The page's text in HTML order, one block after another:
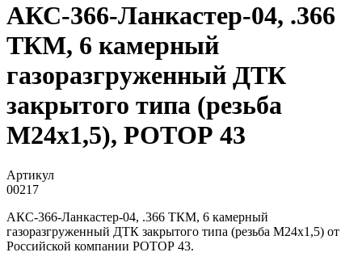
АКС-366-Ланкастер-04, .366
ТКМ, 6 камерный
газоразгруженный ДТК
закрытого типа (резьба
М24х1,5), РОТОР 43
Артикул
00217
АКС-366-Ланкастер-04, .366 ТКМ, 6 камерный
газоразгруженный ДТК закрытого типа (резьба М24х1,5) от
Российской компании РОТОР 43.